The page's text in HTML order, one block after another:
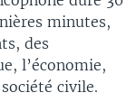
minutes,
des
l’économie,
civile.